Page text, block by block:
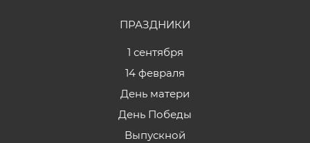
ПРАЗДНИКИ
1 сентября
14 февраля
День матери
День Победы
Выпускной